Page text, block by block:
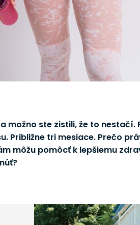
možno ste zistili, že to nestačí.
Približne tri mesiace. Prečo
môžu pomôcť k lepšiemu